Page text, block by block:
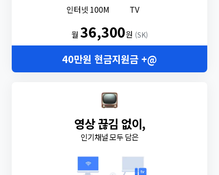
인터넷 100M TV
월36,300원 (SK)
40만원 현금지원금 +@
영상 끊김 없이,
인기채널 모두 담은